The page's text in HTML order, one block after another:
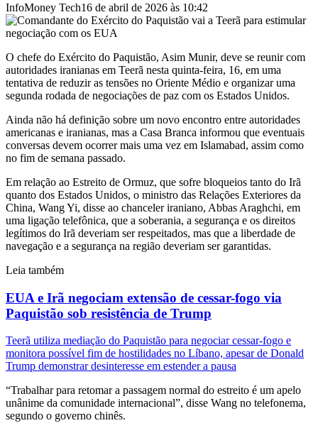
InfoMoney Tech16 de abril de 2026 às 10:42
O chefe do Exército do Paquistão, Asim Munir, deve se reunir com
autoridades iranianas em Teerã nesta quinta-feira, 16, em uma
tentativa de reduzir as tensões no Oriente Médio e organizar uma
segunda rodada de negociações de paz com os Estados Unidos.
Ainda não há definição sobre um novo encontro entre autoridades
americanas e iranianas, mas a Casa Branca informou que eventuais
conversas devem ocorrer mais uma vez em Islamabad, assim como
no fim de semana passado.
Em relação ao Estreito de Ormuz, que sofre bloqueios tanto do Irã
quanto dos Estados Unidos, o ministro das Relações Exteriores da
China, Wang Yi, disse ao chanceler iraniano, Abbas Araghchi, em
uma ligação telefônica, que a soberania, a segurança e os direitos
legítimos do Irã deveriam ser respeitados, mas que a liberdade de
navegação e a segurança na região deveriam ser garantidas.
Leia também
EUA e Irã negociam extensão de cessar-fogo via
Paquistão sob resistência de Trump
Teerã utiliza mediação do Paquistão para negociar cessar-fogo e
monitora possível fim de hostilidades no Líbano, apesar de Donald
Trump demonstrar desinteresse em estender a pausa
“Trabalhar para retomar a passagem normal do estreito é um apelo
unânime da comunidade internacional”, disse Wang no telefonema,
segundo o governo chinês.